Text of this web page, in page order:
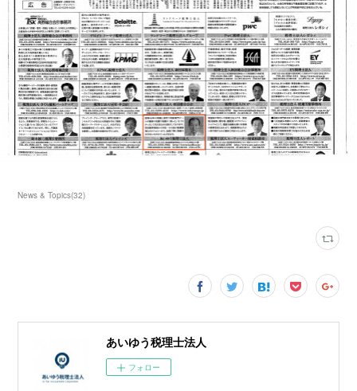
News & Topics(32)
あいゆう税理士法人
フォロー